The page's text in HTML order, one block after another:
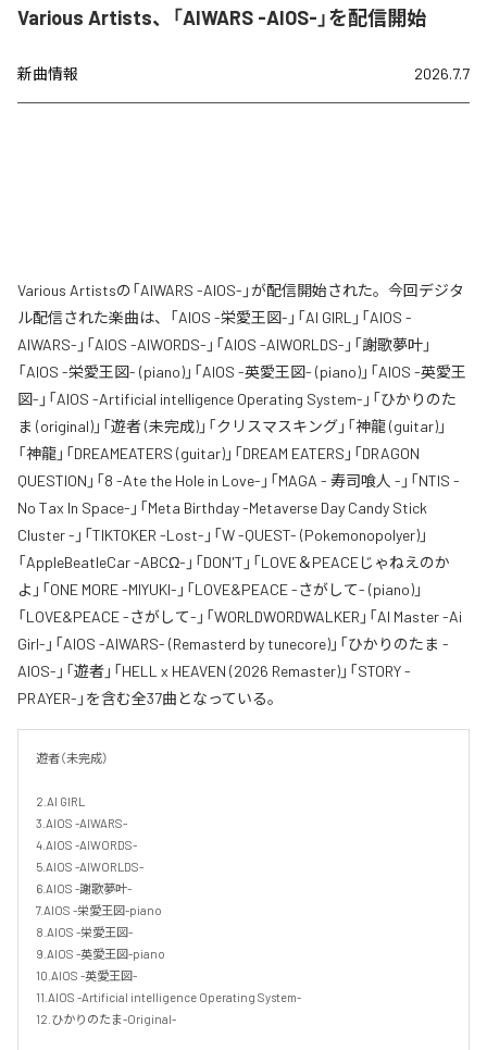
Various Artists、「AIWARS -AIOS-」を配信開始
新曲情報 2026.7.7
Various Artistsの「AIWARS -AIOS-」が配信開始された。今回デジタ
ル配信された楽曲は、「AIOS -栄愛王図-」「AI GIRL」「AIOS -
AIWARS-」「AIOS -AIWORDS-」「AIOS -AIWORLDS-」「謝歌夢叶」
「AIOS -栄愛王図- (piano)」「AIOS -英愛王図- (piano)」「AIOS -英愛王
図-」「AIOS -Artificial intelligence Operating System-」「ひかりのた
ま (original)」「遊者 (未完成)」「クリスマスキング」「神龍 (guitar)」
「神龍」「DREAMEATERS (guitar)」「DREAM EATERS」「DRAGON
QUESTION」「8 -Ate the Hole in Love-」「MAGA - 寿司喰人 -」「NTIS -
No Tax In Space-」「Meta Birthday -Metaverse Day Candy Stick
Cluster -」「TIKTOKER -Lost-」「W -QUEST- (Pokemonopolyer)」
「AppleBeatleCar -ABCΩ-」「DON'T」「LOVE＆PEACEじゃねえのか
よ」「ONE MORE -MIYUKI-」「LOVE&PEACE -さがして- (piano)」
「LOVE&PEACE -さがして-」「WORLDWORDWALKER」「AI Master -Ai
Girl-」「AIOS -AIWARS- (Remasterd by tunecore)」「ひかりのたま -
AIOS-」「遊者」「HELL x HEAVEN (2026 Remaster)」「STORY -
PRAYER-」を含む全37曲となっている。
遊者（未完成）
2.AI GIRL
3.AIOS -AIWARS-
4.AIOS -AIWORDS-
5.AIOS -AIWORLDS-
6.AIOS -謝歌夢叶-
7.AIOS -栄愛王図-piano
8.AIOS -栄愛王図-
9.AIOS -英愛王図-piano
10.AIOS -英愛王図-
11.AIOS -Artificial intelligence Operating System-
12.ひかりのたま-Original-